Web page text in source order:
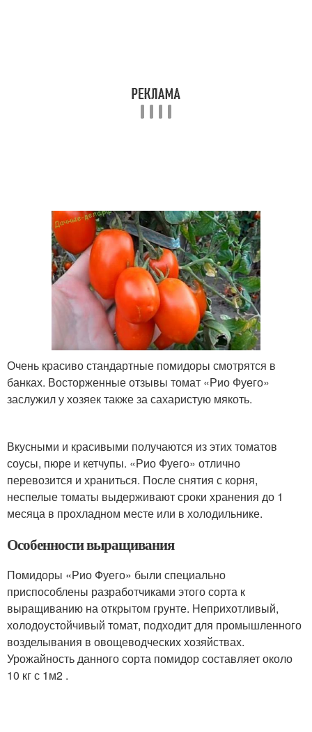
Очень красиво стандартные помидоры смотрятся в
банках. Восторженные отзывы томат «Рио Фуего»
заслужил у хозяек также за сахаристую мякоть.
Вкусными и красивыми получаются из этих томатов
соусы, пюре и кетчупы. «Рио Фуего» отлично
перевозится и храниться. После снятия с корня,
неспелые томаты выдерживают сроки хранения до 1
месяца в прохладном месте или в холодильнике.
Особенности выращивания
Помидоры «Рио Фуего» были специально
приспособлены разработчиками этого сорта к
выращиванию на открытом грунте. Неприхотливый,
холодоустойчивый томат, подходит для промышленного
возделывания в овощеводческих хозяйствах.
Урожайность данного сорта помидор составляет около
10 кг с 1м2 .